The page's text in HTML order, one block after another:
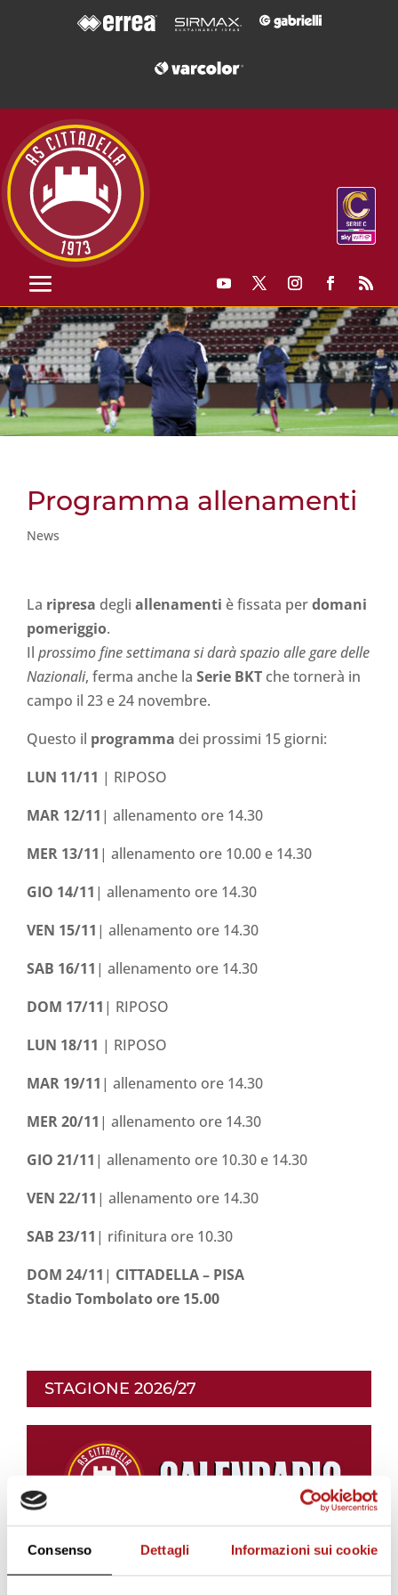
Consenso Dettagli Informazioni sui cookie
Programma allenamenti
News
La ripresa degli allenamenti è fissata perdomani
pomeriggio.
Il prossimo fine settimana si darà spazio alle gare delle
Nazionali, ferma anche la Serie BKT che tornerà in
campo il 23 e 24 novembre.
Questo il programma dei prossimi 15 giorni:
LUN 11/11 | RIPOSO
MAR 12/11 | allenamento ore 14.30
MER 13/11 | allenamento ore 10.00 e 14.30
GIO 14/11 | allenamento ore 14.30
VEN 15/11 | allenamento ore 14.30
SAB 16/11 | allenamento ore 14.30
DOM 17/11 | RIPOSO
LUN 18/11 | RIPOSO
MAR 19/11 | allenamento ore 14.30
MER 20/11 | allenamento ore 14.30
GIO 21/11 | allenamento ore 10.30 e 14.30
VEN 22/11 | allenamento ore 14.30
SAB 23/11 | rifinitura ore 10.30
DOM 24/11 | CITTADELLA – PISA
Stadio Tombolato ore 15.00
STAGIONE 2026/27